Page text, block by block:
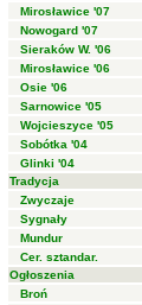
Mirosławice '07
Nowogard '07
Sieraków W. '06
Mirosławice '06
Osie '06
Sarnowice '05
Wojcieszyce '05
Sobótka '04
Glinki '04
Tradycja
Zwyczaje
Sygnały
Mundur
Cer. sztandar.
Ogłoszenia
Broń